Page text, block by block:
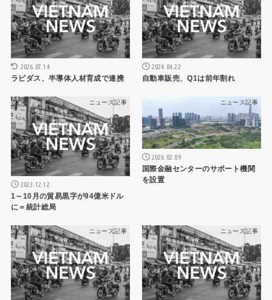
2026.07.14
ラピダス、半導体人材育成で連携
2024.04.22
自動車販売、Q1は前年割れ
ニュース記事
2023.12.12
1～10月の貿易黒字が94億米ドル
に＝統計総局
ニュース記事
2026.02.09
国際金融センターのサポート機関
を設置
ニュース記事 ニュース記事